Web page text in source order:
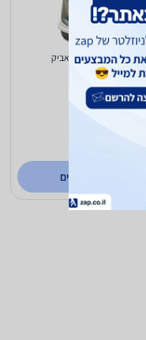
שירותים לחתול סאביק
150
לפרטים נוספים